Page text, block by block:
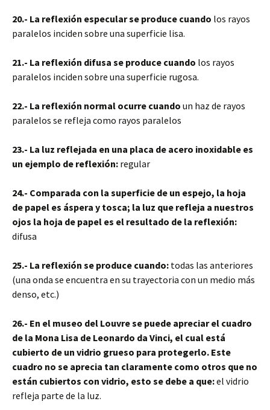
20.- La reflexión especular se produce cuando los rayos
paralelos inciden sobre una superficie lisa.
21.- La reflexión difusa se produce cuando los rayos
paralelos inciden sobre una superficie rugosa.
22.- La reflexión normal ocurre cuando un haz de rayos
paralelos se refleja como rayos paralelos
23.- La luz reflejada en una placa de acero inoxidable es
un ejemplo de reflexión: regular
24.- Comparada con la superficie de un espejo, la hoja
de papel es áspera y tosca; la luz que refleja a nuestros
ojos la hoja de papel es el resultado de la reflexión:
difusa
25.- La reflexión se produce cuando: todas las anteriores
(una onda se encuentra en su trayectoria con un medio más
denso, etc.)
26.- En el museo del Louvre se puede apreciar el cuadro
de la Mona Lisa de Leonardo da Vinci, el cual está
cubierto de un vidrio grueso para protegerlo. Este
cuadro no se aprecia tan claramente como otros que no
están cubiertos con vidrio, esto se debe a que:el vidrio
refleja parte de la luz.